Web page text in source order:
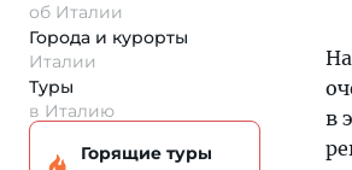
об Италии
Города и курорты
Италии
Туры
в Италию
Горящие туры
в